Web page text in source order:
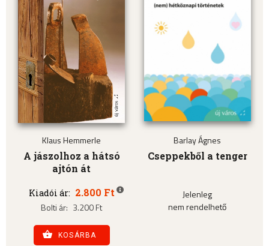
Klaus Hemmerle
A jászolhoz a hátsó
ajtón át
Kiadói ár: 2.800 Ft
Bolti ár: 3.200 Ft
KOSÁRBA
Barlay Ágnes
Cseppekből a tenger
Jelenleg
nem rendelhető